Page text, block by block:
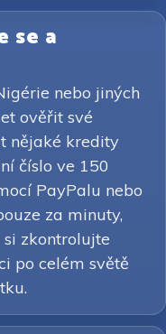
se a
nebo jiných
ověřit své
nějaké kredity
číslo ve 150
PayPalu nebo
za minuty,
zkontrolujte
po celém světě